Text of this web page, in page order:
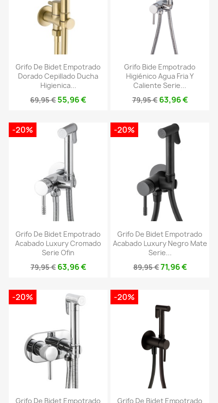
Grifo De Bidet Empotrado
Dorado Cepillado Ducha
Higienica...
69,95 € 55,96 €
Grifo Bide Empotrado
Higiénico Agua Fria Y
Caliente Serie...
79,95 € 63,96 €
Grifo De Bidet Empotrado
Acabado Luxury Cromado
Serie Ofin
79,95 € 63,96 €
-20%
Grifo De Bidet Empotrado
Acabado Luxury Negro Mate
Serie...
89,95 €71,96 €
-20%
Grifo De Bidet Empotrado
-20%
Grifo De Bidet Empotrado
-20%